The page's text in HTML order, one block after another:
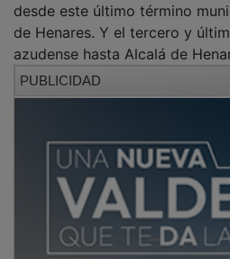
desde este último término
de Henares. Y el tercero y
azudense hasta Alcalá de
PUBLICIDAD